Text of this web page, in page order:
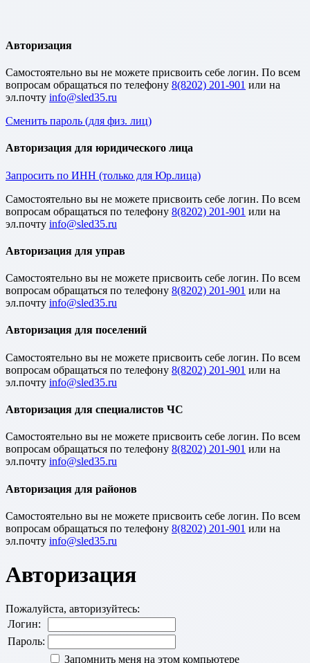
Авторизация
Cамостоятельно вы не можете присвоить себе логин. По всем
вопросам обращаться по телефону 8(8202) 201-901 или на
эл.почту
Сменить пароль (для физ. лиц)
Авторизация для юридического лица
Запросить по ИНН (только для Юр.лица)
Cамостоятельно вы не можете присвоить себе логин. По всем
вопросам обращаться по телефону 8(8202) 201-901 или на
эл.почту
Авторизация для управ
Cамостоятельно вы не можете присвоить себе логин. По всем
вопросам обращаться по телефону 8(8202) 201-901 или на
эл.почту
Авторизация для поселений
Cамостоятельно вы не можете присвоить себе логин. По всем
вопросам обращаться по телефону 8(8202) 201-901 или на
эл.почту
Авторизация для специалистов ЧС
Cамостоятельно вы не можете присвоить себе логин. По всем
вопросам обращаться по телефону 8(8202) 201-901 или на
эл.почту
Авторизация для районов
Cамостоятельно вы не можете присвоить себе логин. По всем
вопросам обращаться по телефону 8(8202) 201-901 или на
эл.почту
Авторизация
Пожалуйста, авторизуйтесь:
Логин:
Пароль:
Запомнить меня на этом компьютере